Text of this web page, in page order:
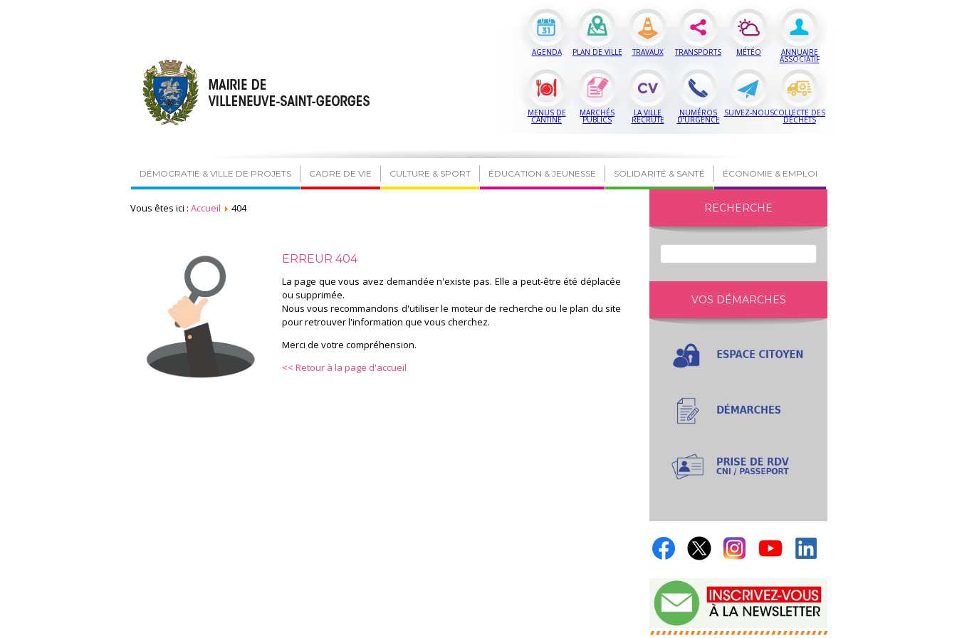
AGENDA PLAN DE VILLE TRAVAUX TRANSPORTS MÉTÉO ANNUAIRE
ASSOCIATIF
MENUS DE
CANTINE
MARCHÉS
PUBLICS
LA VILLE
RECRUTE
NUMÉROS
D’URGENCE
SUIVEZ-NOUSCOLLECTE DES
DÉCHETS
DÉMOCRATIE & VILLE DE PROJETS CADRE DE VIE CULTURE & SPORT ÉDUCATION & JEUNESSE SOLIDARITÉ & SANTÉ ÉCONOMIE & EMPLOI
Vous êtes ici : Accueil 404
ERREUR 404
La page que vous avez demandée n'existe pas. Elle a peut-être été déplacée
ou supprimée.
Nous vous recommandons d'utiliser le moteur de recherche ou le plan du site
pour retrouver l'information que vous cherchez.
Merci de votre compréhension.
<< Retour à la page d'accueil
RECHERCHE
VOS DÉMARCHES